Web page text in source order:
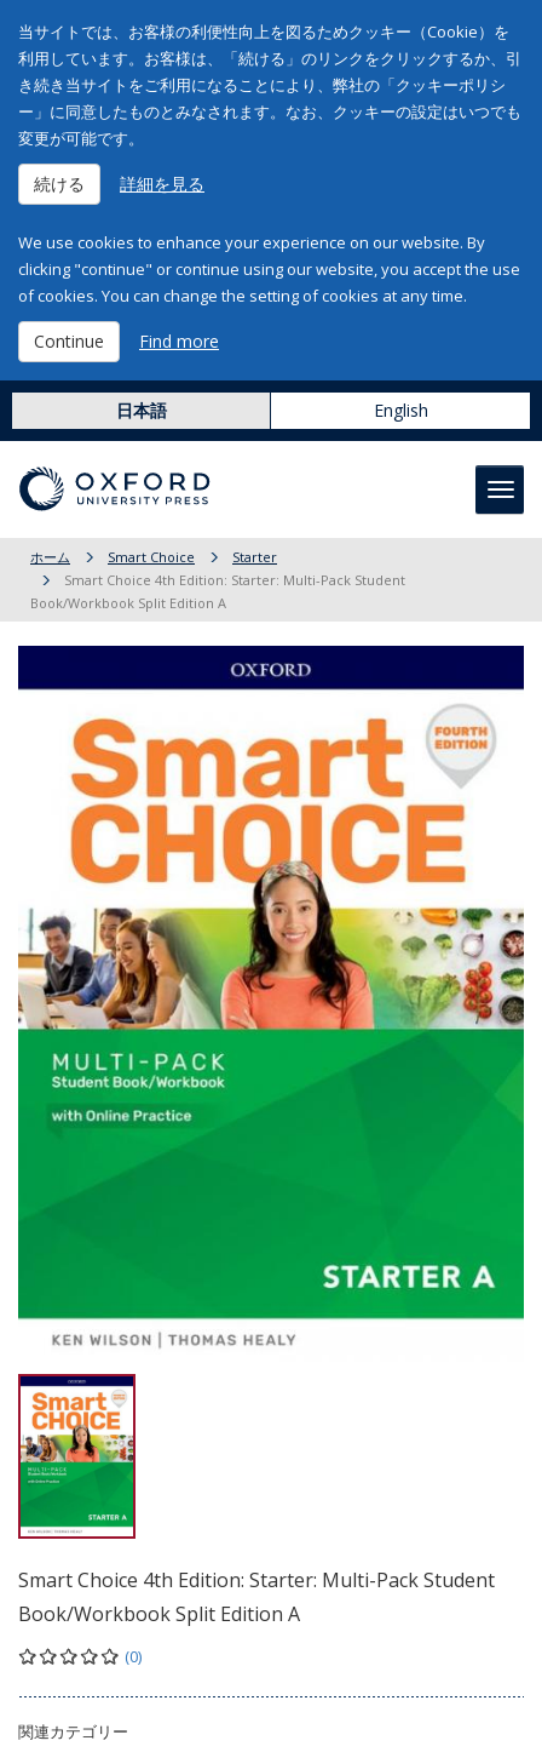
当サイトでは、お客様の利便性向上を図るためクッキー（Cookie）を
利用しています。お客様は、「続ける」のリンクをクリックするか、引
き続き当サイトをご利用になることにより、弊社の「クッキーポリシ
ー」に同意したものとみなされます。なお、クッキーの設定はいつでも
変更が可能です。
続ける 詳細を見る
We use cookies to enhance your experience on our website. By
clicking "continue" or continue using our website, you accept the use
of cookies. You can change the setting of cookies at any time.
Continue Find more
日本語 English
ホーム Smart Choice
Starter
Smart Choice 4th Edition: Starter: Multi-Pack Student
Book/Workbook Split Edition A
Smart Choice 4th Edition: Starter: Multi-Pack Student
Book/Workbook Split Edition A
(0)
関連カテゴリー